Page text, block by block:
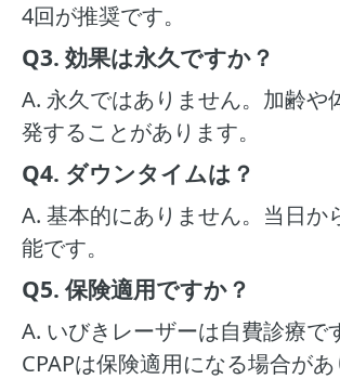
4回が推奨です。
Q3. 効果は永久ですか？
A. 永久ではありません。加齢や
発することがあります。
Q4. ダウンタイムは？
A. 基本的にありません。当日か
能です。
Q5. 保険適用ですか？
A. いびきレーザーは自費診療で
CPAPは保険適用になる場合があ